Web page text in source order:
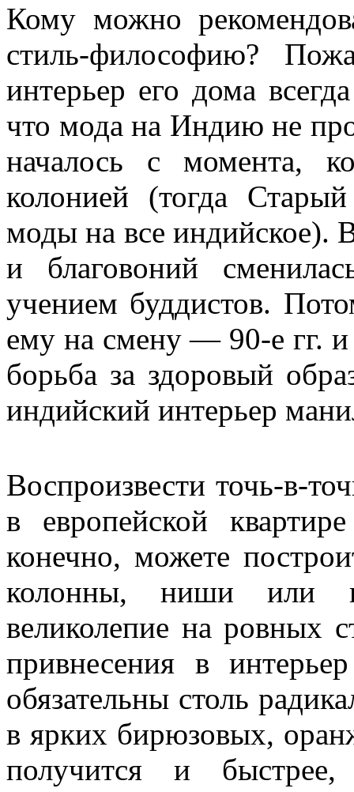
Кому можно
стиль-философию?
интерьер его дома
что мода на Индию не
началось с момента,
колонией (тогда
моды на все индийское).
и благовоний
учением буддистов.
ему на смену — 90-е гг.
борьба за здоровый
индийский интерьер
Воспроизвести точь-в-
в европейской
конечно, можете
колонны, ниши или
великолепие на ровных
привнесения в
обязательны столь
в ярких бирюзовых,
получится и